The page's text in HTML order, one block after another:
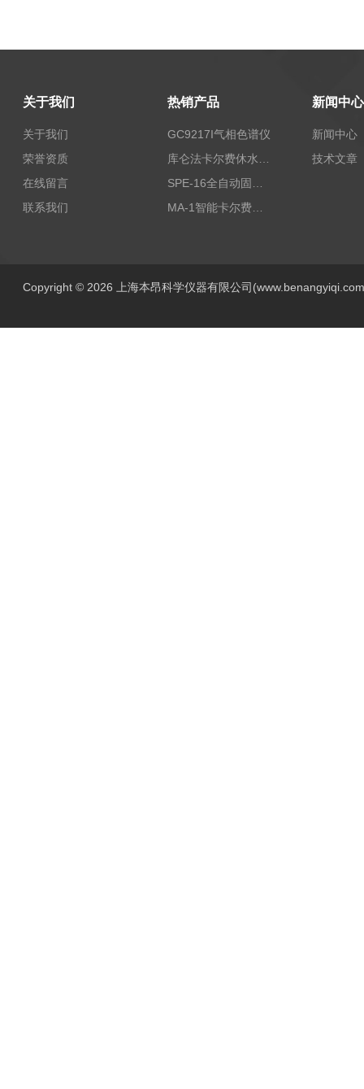
关于我们
关于我们
荣誉资质
在线留言
联系我们
热销产品
GC9217I气相色谱仪
MA-1智能卡尔费休水分测定仪
新闻中心
新闻中心
技术文章
Copyright © 2026 上海本昂科学仪器有限公司